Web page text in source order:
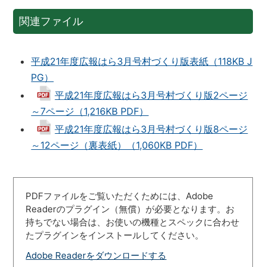
関連ファイル
平成21年度広報はら3月号村づくり版表紙（118KB J
PG）
平成21年度広報はら3月号村づくり版2ページ
～7ページ（1,216KB PDF）
平成21年度広報はら3月号村づくり版8ページ
～12ページ（裏表紙）（1,060KB PDF）
PDFファイルをご覧いただくためには、Adobe
Readerのプラグイン（無償）が必要となります。お
持ちでない場合は、お使いの機種とスペックに合わせ
たプラグインをインストールしてください。
Adobe Readerをダウンロードする